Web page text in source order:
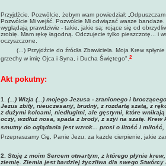
Przyjdźcie. Pozwólcie, żebym wam powiedział:
Pozwólcie Mi wejść. Pozwólcie Mi odwiązać wasze
wyglądają prawdziwie - takie, jakie są: rojące się od
zrobię. Mam rękę łagodną. Odczujecie tylko pieszczotę... i
oczyszczone.
(...) Przyjdźcie do źródła Zbawiciela. Moja Krew spłynie
grzechy w imię Ojca i Syna, i Ducha Świętego".2
Akt pokutny:
1
(...) Wizja (...) mojego Jezusa - zranionego i
Jezus zbity, nieuczesany, brudny, z rozdartą szatą, z
z dużymi kolcami, niedługimi, ale gęstymi, które
oczy, wzdłuż nosa, spada z brody, z szyi na szatę.
smutny do oglądania jest wzrok... prosi o litość i
Przepraszamy Cię, Panie Jezu, za każde cierpienie, jakie
2. Stoję z moim Sercem otwartym, z którego płynie
ziemię. Ziemia jest bardziej życzliwa dla swego